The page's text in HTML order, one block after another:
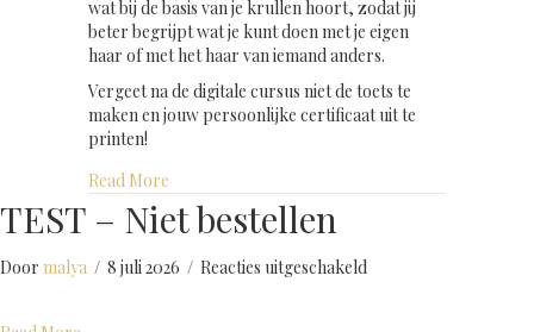
(Pre-
sell)
wat bij de basis van je krullen hoort, zodat jij
beter begrijpt wat je kunt doen met je eigen
haar of met het haar van iemand anders.
Vergeet na de digitale cursus niet de toets te
maken en jouw persoonlijke certificaat uit te
printen!
Read More
TEST – Niet bestellen
Door malya / 8 juli 2026 / Reacties uitgeschakeld